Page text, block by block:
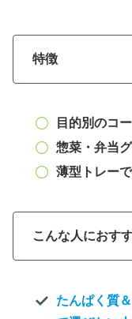
特徴
目的別のコ
惣菜・弁当
薄型トレー
こんな人におす
たんぱく質